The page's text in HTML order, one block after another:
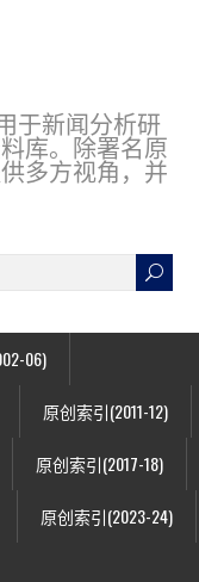
用于新闻分析研
库。除署名原
多方视角，并
06)
原创索引(2011-12)
原创索引(2017-18)
原创索引(2023-24)